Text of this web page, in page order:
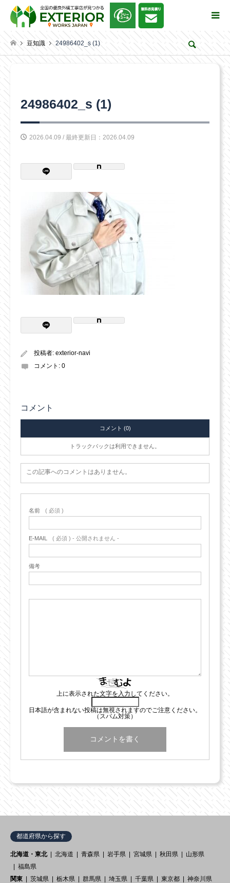
検索
豆知識 24986402_s (1)
24986402_s (1)
2026.04.09 / 最終更新日：2026.04.09
投稿者: exterior-navi
コメント: 0
コメント
コメント (0)
トラックバックは利用できません。
この記事へのコメントはありません。
名前 ( 必須 )
E-MAIL ( 必須 ) - 公開されません -
備考
上に表示された文字を入力してください。
日本語が含まれない投稿は無視されますのでご注意ください。
（スパム対策）
都道府県から探す
北海道・東北 北海道 青森県 岩手県 宮城県 秋田県
山形県
福島県
関東
茨城県 栃木県 群馬県 埼玉県 千葉県 東京都
神奈川県